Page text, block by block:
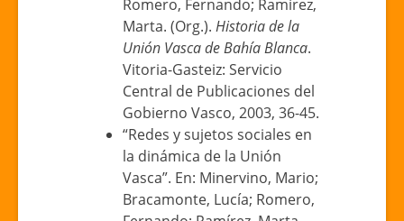
Romero, Fernando; Ramírez,
Marta. (Org.). Historia de la
Unión Vasca de Bahía Blanca.
Vitoria-Gasteiz: Servicio
Central de Publicaciones del
Gobierno Vasco, 2003, 36-45.
“Redes y sujetos sociales en
la dinámica de la Unión
Vasca”. En: Minervino, Mario;
Bracamonte, Lucía; Romero,